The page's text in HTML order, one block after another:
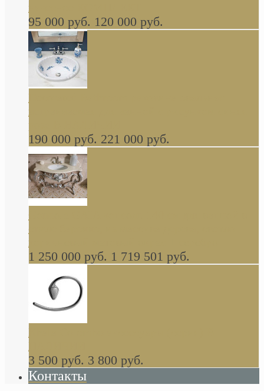
навесное КОМПЛЕКТ
95 000 руб. 120 000 руб.
Decorated Bathroom раковина овальная
встраиваемая для ванной с рисунком синяя
роза В НАЛИЧИИ
190 000 руб. 221 000 руб.
стиле барокко, из массива дерева, светло
коричневый матовый окрас + серебро
1 250 000 руб. 1 719 501 руб.
Khala Colombo аксессуары (серия) В
НАЛИЧИИ
3 500 руб. 3 800 руб.
Контакты